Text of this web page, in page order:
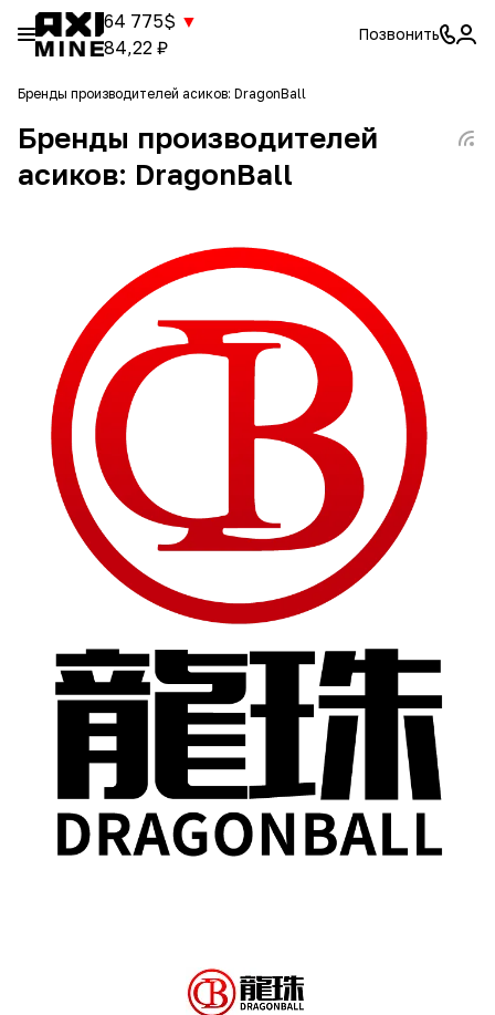
64 775$ ▼
84,22 ₽
Позвонить
Бренды производителей асиков: DragonBall
Бренды производителей
асиков: DragonBall